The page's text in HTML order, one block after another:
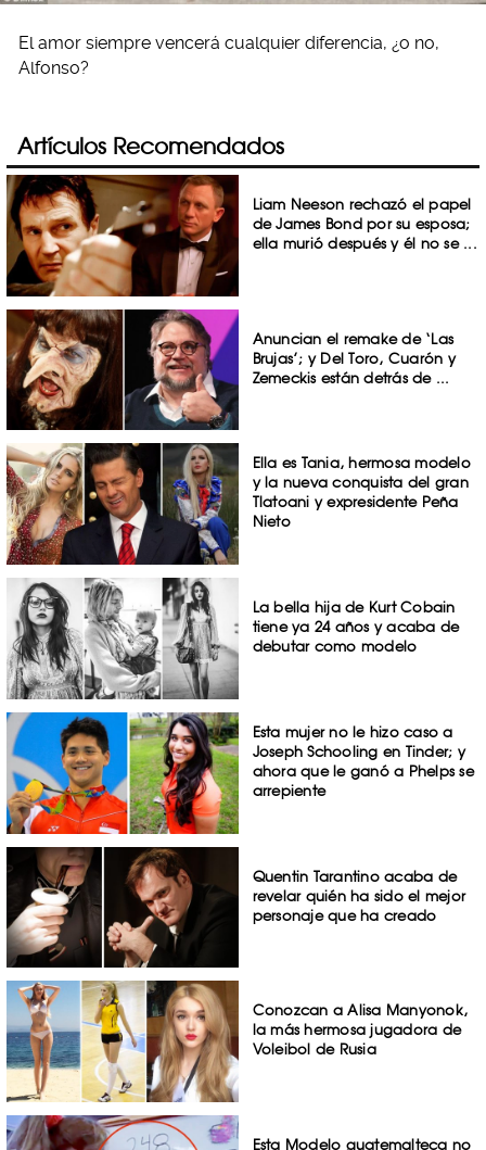
El amor siempre vencerá cualquier diferencia, ¿o no,
Alfonso?
Artículos Recomendados
Liam Neeson rechazó el papel
de James Bond por su esposa;
ella murió después y él no se ...
Anuncian el remake de ‘Las
Brujas’; y Del Toro, Cuarón y
Zemeckis están detrás de ...
Ella es Tania, hermosa modelo
y la nueva conquista del gran
Tlatoani y expresidente Peña
Nieto
La bella hija de Kurt Cobain
tiene ya 24 años y acaba de
debutar como modelo
Esta mujer no le hizo caso a
Joseph Schooling en Tinder; y
ahora que le ganó a Phelps se
arrepiente
Quentin Tarantino acaba de
revelar quién ha sido el mejor
personaje que ha creado
Conozcan a Alisa Manyonok,
la más hermosa jugadora de
Voleibol de Rusia
Esta Modelo guatemalteca no